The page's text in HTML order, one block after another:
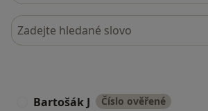
Hledejte v názorech
Bartošák J Číslo ověřené